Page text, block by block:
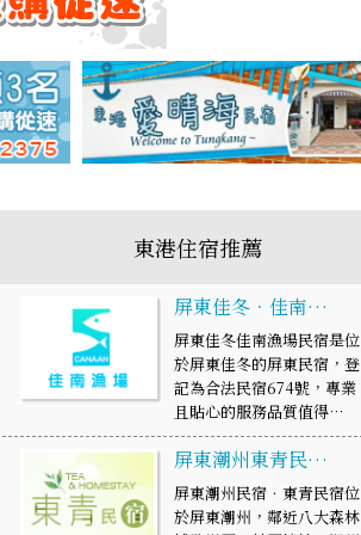
東港住宿推薦
屏東佳冬．佳南…
屏東佳冬佳南漁場民宿是位
於屏東佳冬的屏東民宿，登
記為合法民宿674號，專業
且貼心的服務品質值得…
屏東潮州東青民…
屏東潮州民宿．東青民宿位
於屏東潮州，鄰近八大森林